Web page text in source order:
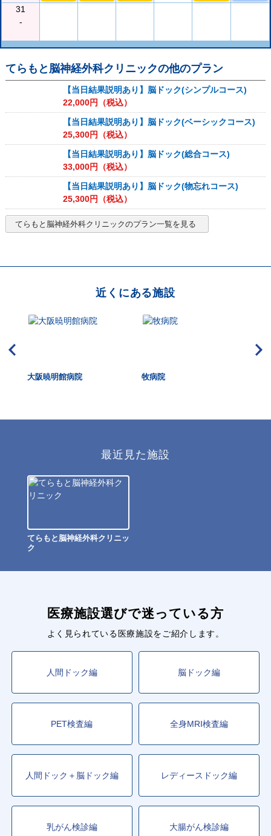
31
-
てらもと脳神経外科クリニックの他のプラン
【当日結果説明あり】脳ドック(シンプルコース)
22,000円（税込）
【当日結果説明あり】脳ドック(ベーシックコース)
25,300円（税込）
【当日結果説明あり】脳ドック(総合コース)
33,000円（税込）
【当日結果説明あり】脳ドック(物忘れコース)
25,300円（税込）
てらもと脳神経外科クリニックのプラン一覧を見る
近くにある施設
大阪暁明館病院 牧病院
最近見た施設
てらもと脳神経外科クリニッ
ク
医療施設選びで迷っている方
よく見られている医療施設をご紹介します。
人間ドック編 脳ドック編
PET検査編 全身MRI検査編
人間ドック＋脳ドック編 レディースドック編
乳がん検診編 大腸がん検診編